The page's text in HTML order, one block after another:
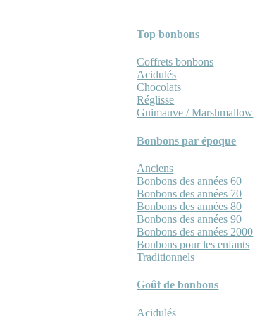
Top bonbons
Coffrets bonbons
Acidulés
Chocolats
Réglisse
Guimauve / Marshmallow
Bonbons par époque
Anciens
Bonbons des années 60
Bonbons des années 70
Bonbons des années 80
Bonbons des années 90
Bonbons des années 2000
Bonbons pour les enfants
Traditionnels
Goût de bonbons
Acidulés